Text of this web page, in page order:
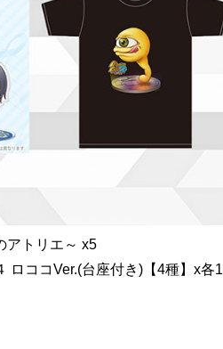
アトリエ～ x5
ロココVer.(台座付き)【4種】x各1